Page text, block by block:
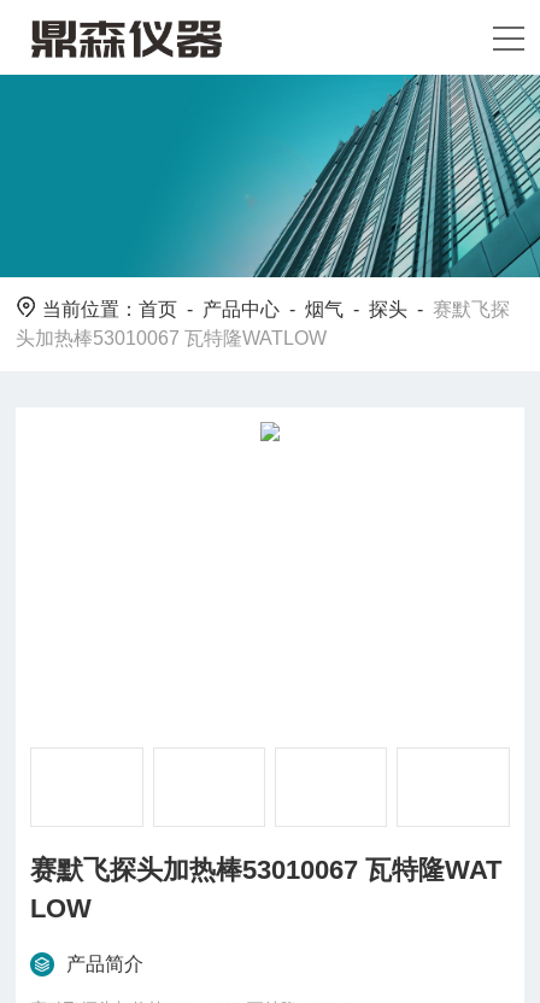
当前位置：首页 - 产品中心 -烟气 -探头 -赛默飞探
头加热棒53010067 瓦特隆WATLOW
赛默飞探头加热棒53010067 瓦特隆WAT
LOW
产品简介